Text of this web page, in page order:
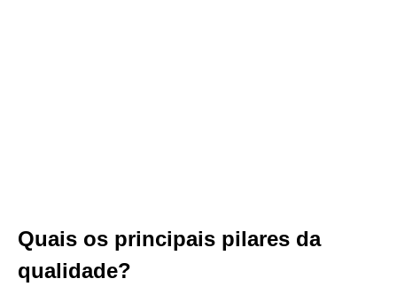
Quais os principais pilares da
qualidade?